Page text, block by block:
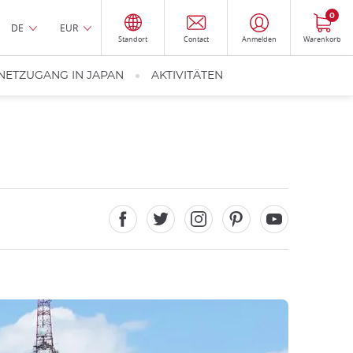
DE EUR
Standort Contact Anmelden Warenkorb
0
IN JAPAN AKTIVITÄTEN